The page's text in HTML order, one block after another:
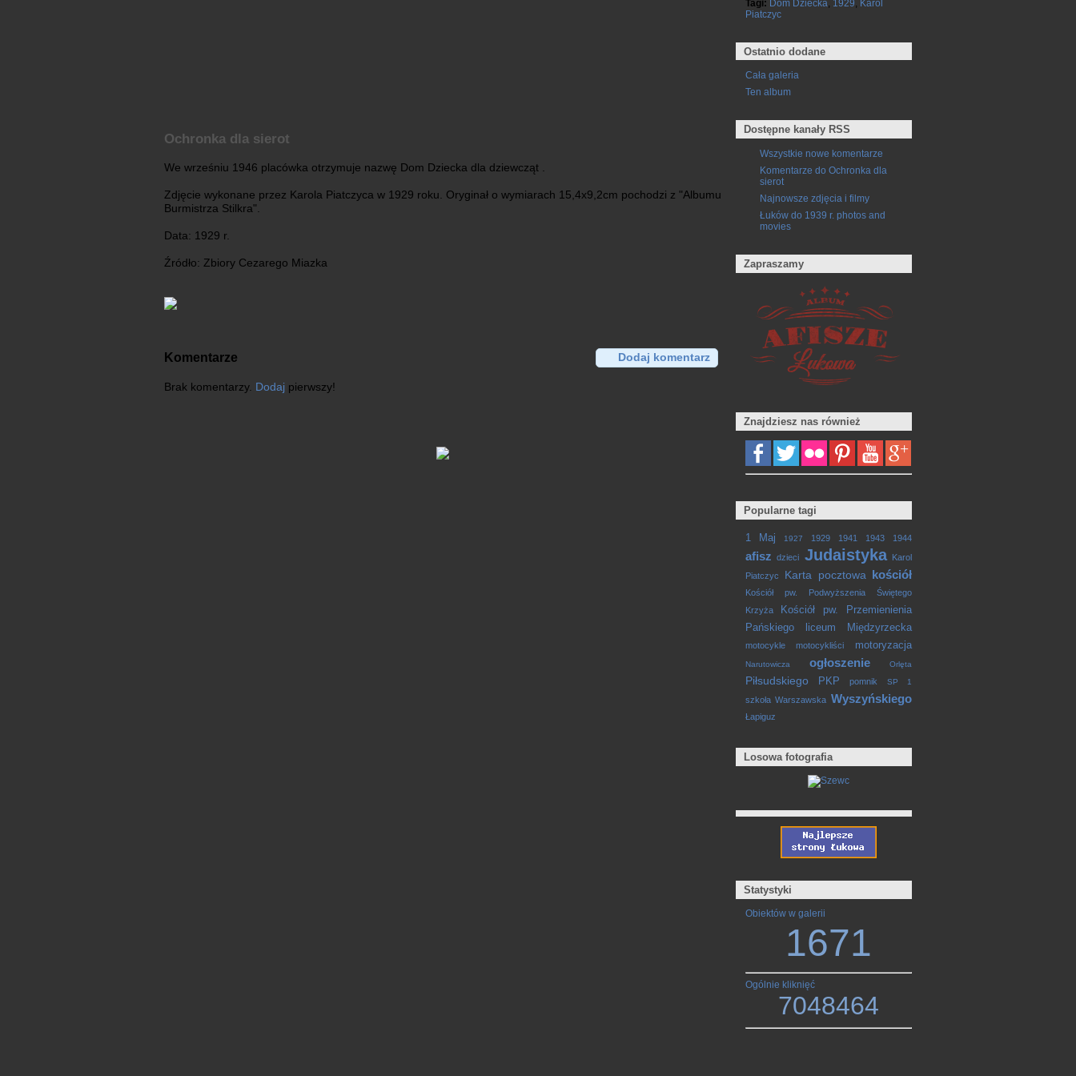
Ochronka dla sierot
We wrześniu 1946 placówka otrzymuje nazwę Dom Dziecka dla dziewcząt .
Zdjęcie wykonane przez Karola Piatczyca w 1929 roku. Oryginał o wymiarach 15,4x9,2cm pochodzi z "Albumu
Burmistrza Stilkra".
Data: 1929 r.
Źródło: Zbiory Cezarego Miazka
Komentarze Dodaj komentarz
Brak komentarzy. Dodaj pierwszy!
Tagi: Dom Dziecka 1929
Karol
Piatczyc
Ostatnio dodane
Cała galeria
Ten album
Dostępne kanały RSS
Wszystkie nowe komentarze
Komentarze do Ochronka dla
sierot
Najnowsze zdjęcia i filmy
Łuków do 1939 r. photos and
movies
Zapraszamy
Znajdziesz nas również
Popularne tagi
1 Maj 1927 1929 1941 1943 1944
afisz dzieci Judaistyka
Karol
Piatczyc
Karta pocztowa kościół
Kościół pw. Podwyższenia Świętego
Krzyża
Kościół pw. Przemienienia
Pańskiego
liceum Międzyrzecka
motocykle motocykliści motoryzacja
Narutowicza ogłoszenie Orlęta
Piłsudskiego PKP pomnik SP 1
szkoła Warszawska Wyszyńskiego
Łapiguz
Losowa fotografia
Statystyki
Obiektów w galerii
1671
Ogólnie kliknięć
7048464